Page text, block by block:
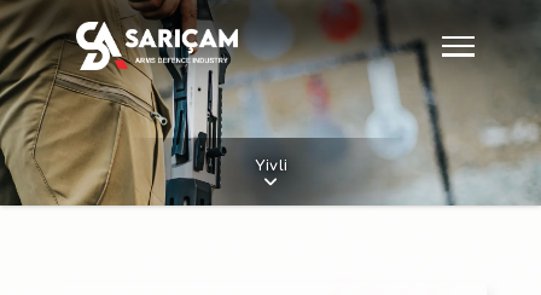
Yivli